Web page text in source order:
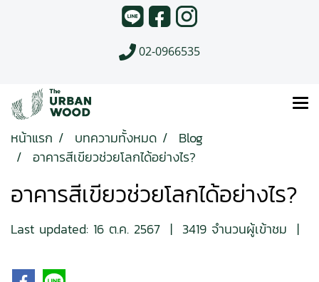
02-0966535
หน้าแรก บทความทั้งหมด
Blog
อาคารสีเขียวช่วยโลกได้อย่างไร?
อาคารสีเขียวช่วยโลกได้อย่างไร?
Last updated: 16 ต.ค. 2567 | 3419 จำนวนผู้เข้าชม |